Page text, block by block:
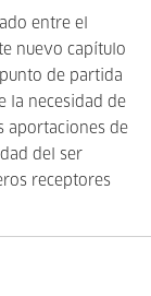
entre el
nuevo capítulo
de partida
la necesidad de
aportaciones de
del ser
receptores